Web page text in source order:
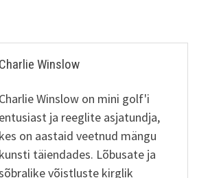
Charlie Winslow
Charlie Winslow on mini golf'i
entusiast ja reeglite asjatundja,
kes on aastaid veetnud mängu
kunsti täiendades. Lõbusate ja
võistluste kirglik